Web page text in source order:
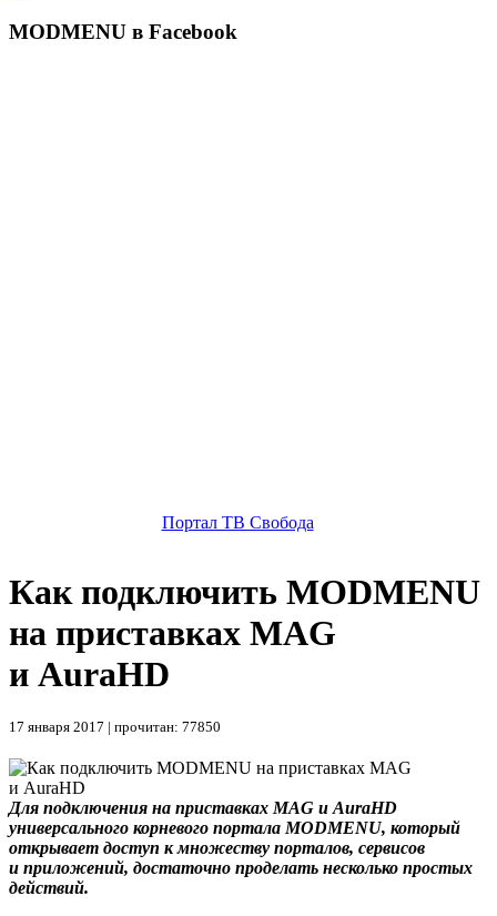
MODMENU в Facebook
Портал ТВ Свобода
Как подключить MODMENU
на приставках MAG
и AuraHD
17 января 2017 | прочитан: 77850
Для подключения на приставках MAG и AuraHD
универсального корневого портала MODMENU, который
открывает доступ к множеству порталов, сервисов
и приложений, достаточно проделать несколько простых
действий.